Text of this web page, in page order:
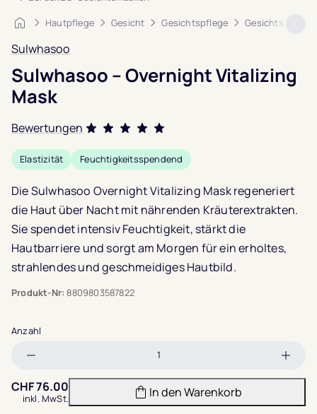
Startseite
Hautpflege Gesicht Gesichtspflege Gesichtsmasken
Sulwhasoo
Sulwhasoo – Overnight Vitalizing
Mask
Bewertungen
Bewertet mit
5.0von 5,
basierend auf1
Kundenbewertung
Elastizität Feuchtigkeitsspendend
Die Sulwhasoo Overnight Vitalizing Mask regeneriert
die Haut über Nacht mit nährenden Kräuterextrakten.
Sie spendet intensiv Feuchtigkeit, stärkt die
Hautbarriere und sorgt am Morgen für ein erholtes,
strahlendes und geschmeidiges Hautbild.
Produkt-Nr: 8809803587822
Anzahl
verringern
CHF76.00
inkl. MwSt. In den Warenkorb